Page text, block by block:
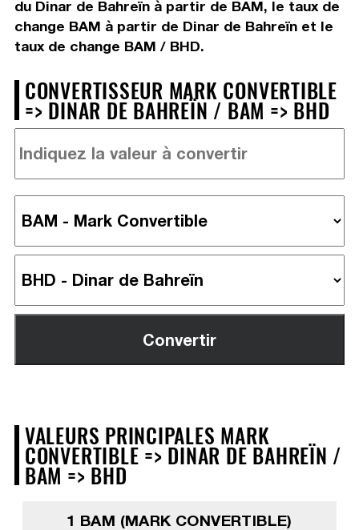
du Dinar de Bahreïn à partir de BAM, le taux de
change BAM à partir de Dinar de Bahreïn et le
taux de change BAM / BHD.
CONVERTISSEUR MARK CONVERTIBLE
=> DINAR DE BAHREÏN / BAM => BHD
VALEURS PRINCIPALES MARK
CONVERTIBLE => DINAR DE BAHREÏN /
BAM => BHD
1 BAM (MARK CONVERTIBLE)